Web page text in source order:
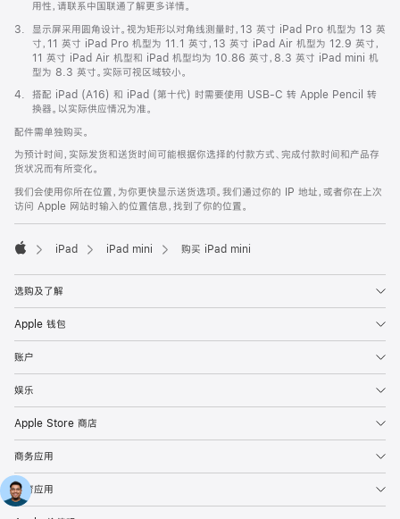
用性，请联系中国联通了解更多详情。
脚
3.
显示屏采用圆角设计。视为矩形以对角线测量时，13 英寸 iPad Pro 机型为 13 英
寸，11 英寸 iPad Pro 机型为 11.1 英寸，13 英寸 iPad Air 机型为 12.9 英寸，
11 英寸 iPad Air 机型和 iPad 机型均为 10.86 英寸，8.3 英寸 iPad mini 机
型为 8.3 英寸。实际可视区域较小。
脚
4.
搭配 iPad (A16) 和 iPad (第十代) 时需要使用 USB-C 转 Apple Pencil 转
换器。以实际供应情况为准。
配件需单独购买。
为预计时间，实际发货和送货时间可能根据你选择的付款方式、完成付款时间和产品存
货状况而有所变化。
我们会使用你所在位置，为你更快显示送货选项。我们通过你的 IP 地址，或者你在上次
访问 Apple 网站时输入的位置信息，找到了你的位置。
iPad iPad mini 购买 iPad mini
选购及了解
Apple 钱包
账户
娱乐
Apple Store 商店
商务应用
教育应用